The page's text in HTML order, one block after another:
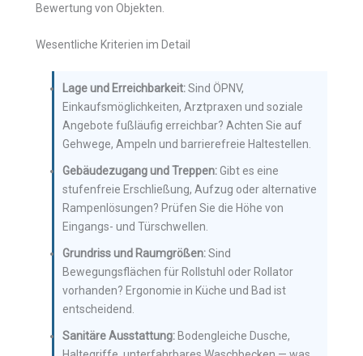
Bewertung von Objekten.
Wesentliche Kriterien im Detail
Lage und Erreichbarkeit:Sind ÖPNV,
Einkaufsmöglichkeiten, Arztpraxen und soziale
Angebote fußläufig erreichbar? Achten Sie auf
Gehwege, Ampeln und barrierefreie Haltestellen.
Gebäudezugang und Treppen:Gibt es eine
stufenfreie Erschließung, Aufzug oder alternative
Rampenlösungen? Prüfen Sie die Höhe von
Eingangs- und Türschwellen.
Grundriss und Raumgrößen:Sind
Bewegungsflächen für Rollstuhl oder Rollator
vorhanden? Ergonomie in Küche und Bad ist
entscheidend.
Sanitäre Ausstattung: Bodengleiche Dusche,